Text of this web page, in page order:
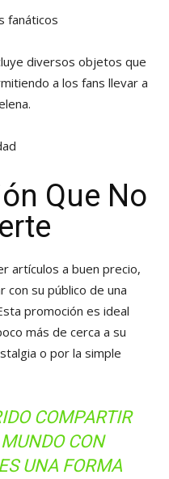
fanáticos
diversos objetos que
a los fans llevar a
Que No
artículos a buen precio,
con su público de una
promoción es ideal
más de cerca a su
o por la simple
COMPARTIR
CON
UNA FORMA